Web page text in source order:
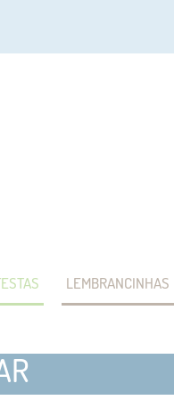
LEMBRANCINHAS